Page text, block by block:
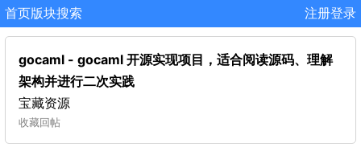
首页版块搜索 注册登录
gocaml - gocaml 开源实现项目，适合阅读源码、理解
架构并进行二次实践
宝藏资源
收藏回帖